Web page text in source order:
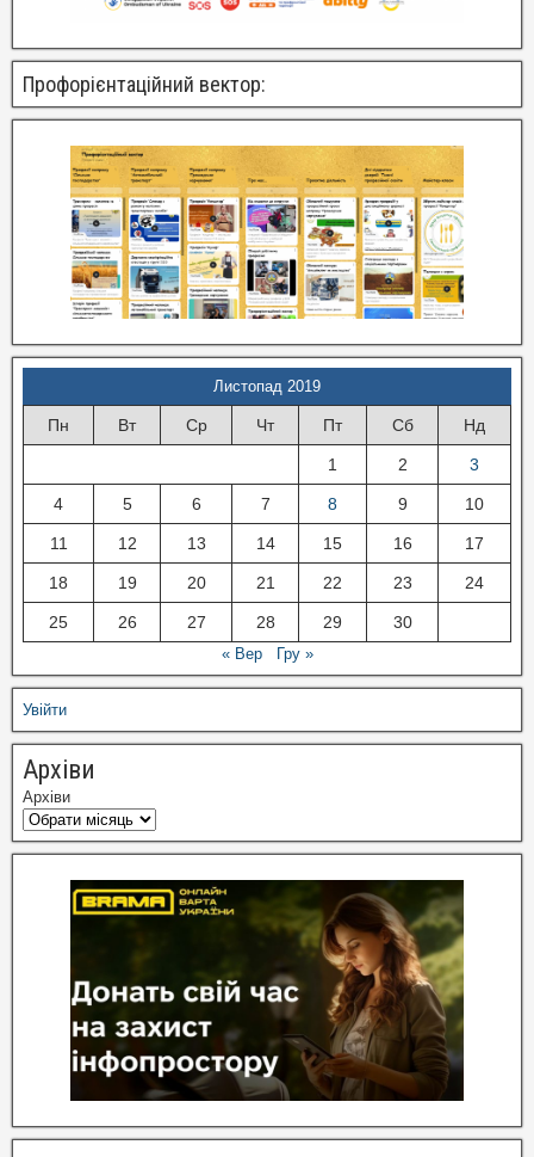
Профорієнтаційний вектор:
Листопад 2019
Пн Вт Ср Чт Пт Сб Нд
1 2 3
4 5 6 7 8 9 10
11 12 13 14 15 16 17
18 19 20 21 22 23 24
25 26 27 28 29 30
« Вер Гру »
Увійти
Архіви
Архіви